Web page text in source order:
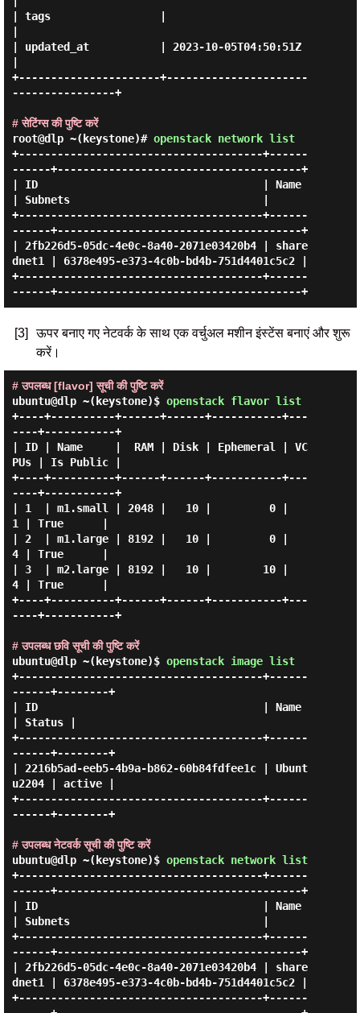
| tags                 |
| updated_at           | 2023-10-05T04:50:51Z
+----------------------+----------------------
----------------+
# सेटिंग्स की पुष्टि करें
root@dlp ~(keystone)# openstack network list
+--------------------------------------+------
------+--------------------------------------+
| ID                                   | Name
| Subnets                              |
+--------------------------------------+------
------+--------------------------------------+
| 2fb226d5-05dc-4e0c-8a40-2071e03420b4 | share
dnet1 | 6378e495-e373-4c0b-bd4b-751d4401c5c2 |
+--------------------------------------+------
------+--------------------------------------+
[3]
ऊपर बनाए गए नेटवर्क के साथ एक वर्चुअल मशीन इंस्टेंस बनाएं और शुरू
करें।
# उपलब्ध [flavor] सूची की पुष्टि करें
ubuntu@dlp ~(keystone)$ openstack flavor list
+----+----------+------+------+-----------+---
----+-----------+
| ID | Name     |  RAM | Disk | Ephemeral | VC
PUs | Is Public |
+----+----------+------+------+-----------+---
----+-----------+
| 1  | m1.small | 2048 |   10 |         0 |
1 | True      |
| 2  | m1.large | 8192 |   10 |         0 |
4 | True      |
| 3  | m2.large | 8192 |   10 |        10 |
4 | True      |
+----+----------+------+------+-----------+---
----+-----------+
# उपलब्ध छवि सूची की पुष्टि करें
ubuntu@dlp ~(keystone)$ openstack image list
+--------------------------------------+------
------+--------+
| ID                                   | Name
| Status |
+--------------------------------------+------
------+--------+
| 2216b5ad-eeb5-4b9a-b862-60b84fdfee1c | Ubunt
u2204 | active |
+--------------------------------------+------
------+--------+
# उपलब्ध नेटवर्क सूची की पुष्टि करें
ubuntu@dlp ~(keystone)$ openstack network list
+--------------------------------------+------
------+--------------------------------------+
| ID                                   | Name
| Subnets                              |
+--------------------------------------+------
------+--------------------------------------+
| 2fb226d5-05dc-4e0c-8a40-2071e03420b4 | share
dnet1 | 6378e495-e373-4c0b-bd4b-751d4401c5c2 |
+--------------------------------------+------